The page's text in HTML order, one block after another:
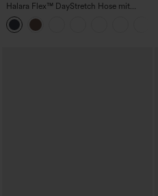
Halara Flex™ DayStretch Hose mit
mittlerer Bundhöhe, seitlicher
Reißverschlusstasche und
Work‑Flare‑Schnitt